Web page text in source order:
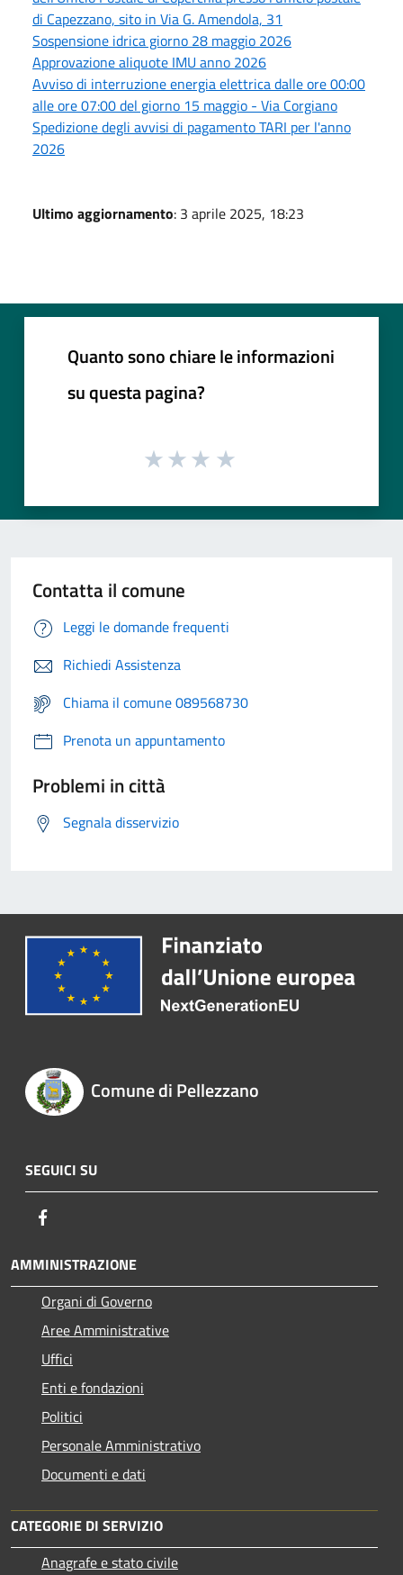
di Capezzano, sito in Via G. Amendola, 31
Sospensione idrica giorno 28 maggio 2026
Approvazione aliquote IMU anno 2026
Avviso di interruzione energia elettrica dalle ore 00:00
alle ore 07:00 del giorno 15 maggio - Via Corgiano
Spedizione degli avvisi di pagamento TARI per l'anno
2026
Ultimo aggiornamento: 3 aprile 2025, 18:23
Quanto sono chiare le informazioni
su questa pagina?
Contatta il comune
Leggi le domande frequenti
Richiedi Assistenza
Chiama il comune 089568730
Prenota un appuntamento
Problemi in città
Segnala disservizio
Comune di Pellezzano
SEGUICI SU
AMMINISTRAZIONE
Organi di Governo
Aree Amministrative
Uffici
Enti e fondazioni
Politici
Personale Amministrativo
Documenti e dati
CATEGORIE DI SERVIZIO
Anagrafe e stato civile